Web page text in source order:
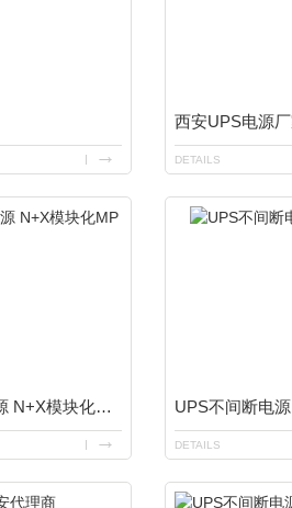
西安UPS电源
DETAILS
西安力迅ups不间断电源 N+X模块化MP系列20-400KVA UPS不间断电
DETAILS